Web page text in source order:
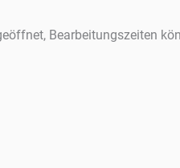
Bearbeitungszeiten